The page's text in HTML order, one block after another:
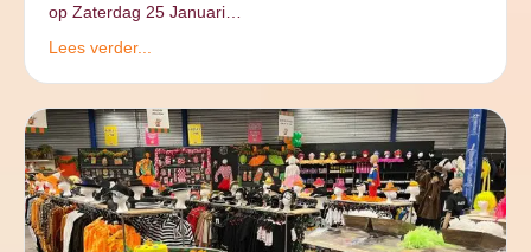
op Zaterdag 25 Januari…
Lees verder...